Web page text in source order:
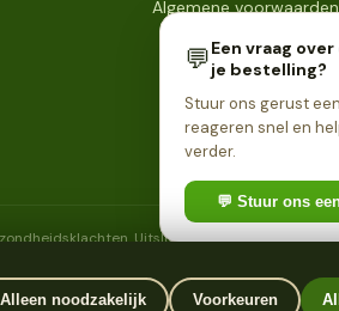
Algemene voorwaarden
Uitsluitend bestemd voor
Alleen noodzakelijk Voorkeuren
💬Een vraag
je bestelling?
Stuur ons gerust
reageren snel en
verder.
💬 Stuur ons